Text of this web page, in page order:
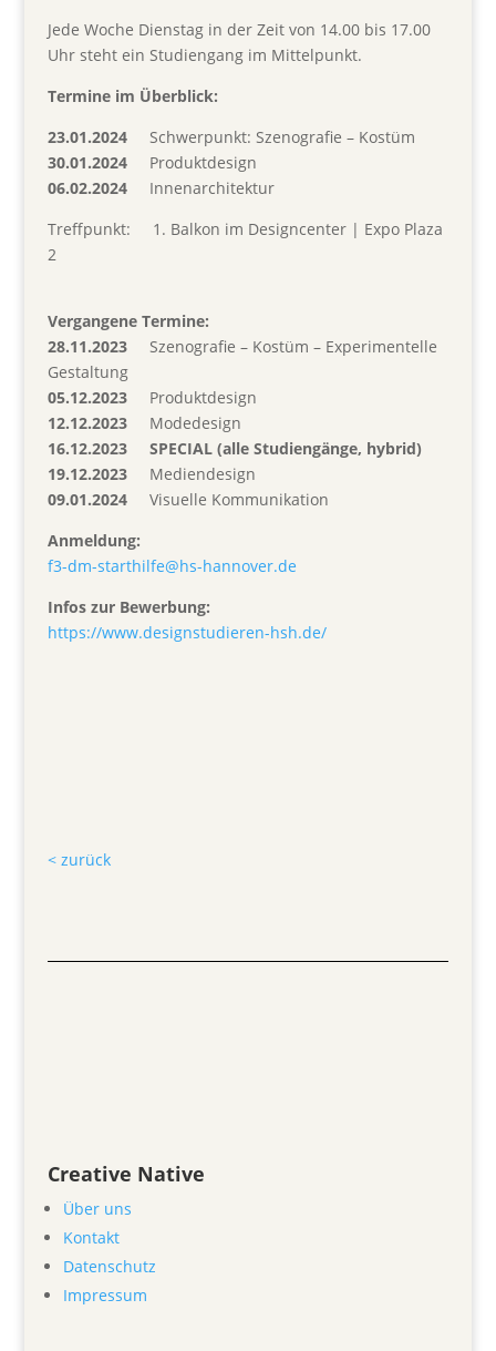
Jede Woche Dienstag in der Zeit von 14.00 bis 17.00
Uhr steht ein Studiengang im Mittelpunkt.
Termine im Überblick:
23.01.2024Schwerpunkt: Szenografie – Kostüm
30.01.2024Produktdesign
06.02.2024Innenarchitektur
Treffpunkt: 1. Balkon im Designcenter | Expo Plaza
2
Vergangene Termine:
28.11.2023Szenografie – Kostüm – Experimentelle
Gestaltung
05.12.2023Produktdesign
12.12.2023Modedesign
16.12.2023
SPECIAL (alle Studiengänge, hybrid)
19.12.2023Mediendesign
09.01.2024Visuelle Kommunikation
Anmeldung:
f3-dm-starthilfe@hs-hannover.de
Infos zur Bewerbung:
https://www.designstudieren-hsh.de/
< zurück
Creative Native
Über uns
Kontakt
Datenschutz
Impressum